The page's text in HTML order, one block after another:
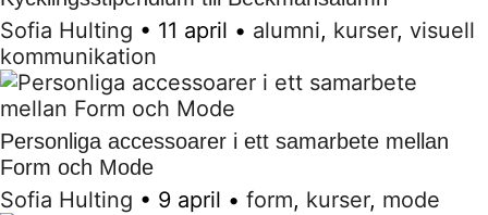
Sofia Hulting • 11 april • alumni, kurser, visuell
kommunikation
Personliga accessoarer i ett samarbete mellan
Form och Mode
Sofia Hulting • 9 april • form, kurser, mode